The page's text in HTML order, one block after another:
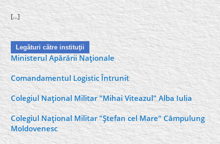
[…]
Legături către instituţii
Ministerul Apărării Naţionale
Comandamentul Logistic Întrunit
Colegiul Naţional Militar "Mihai Viteazul" Alba Iulia
Colegiul Naţional Militar "Ştefan cel Mare" Câmpulung
Moldovenesc